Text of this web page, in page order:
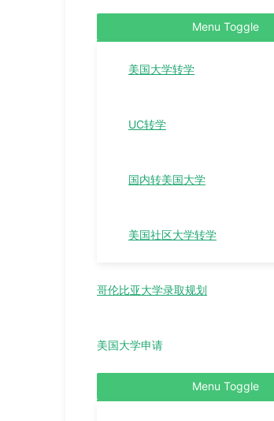
Menu Toggle
美国大学转学
UC转学
国内转美国大学
美国社区大学转学
哥伦比亚大学录取规划
美国大学申请
Menu Toggle